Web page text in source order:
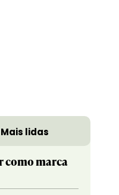
Mais lidas
como marca